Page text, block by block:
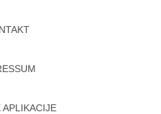
APLIKACIJE